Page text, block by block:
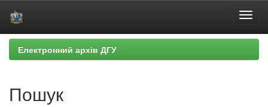
Skip
navigation
Електронний архів ДГУ
Пошук